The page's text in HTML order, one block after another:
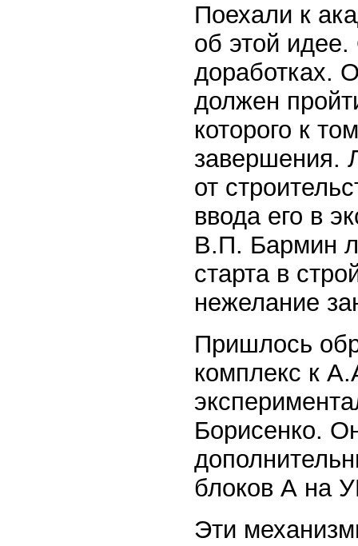
Поехали к
об этой
доработках.
должен
которого к
завершения.
от
ввода его в
В.П. Бармин
старта в
нежелание
Пришлось
комплекс к
Борисенко.
блоков А на
Эти